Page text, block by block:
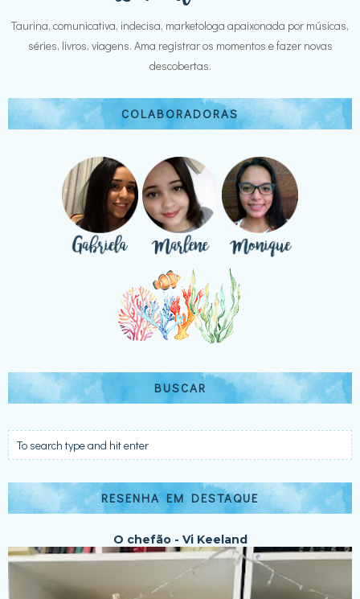
Taurina, comunicativa, indecisa, marketologa apaixonada por músicas,
séries, livros, viagens. Ama registrar os momentos e fazer novas
descobertas.
COLABORADORAS
BUSCAR
RESENHA EM DESTAQUE
O chefão - Vi Keeland